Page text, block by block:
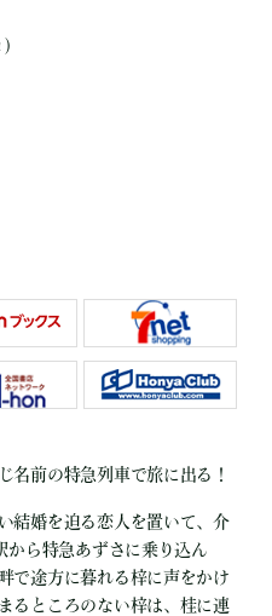
名前の特急列車で旅に出る！
結婚を迫る恋人を置いて、介
から特急あずさに乗り込ん
で途方に暮れる梓に声をかけ
るところのない梓は、桂に連